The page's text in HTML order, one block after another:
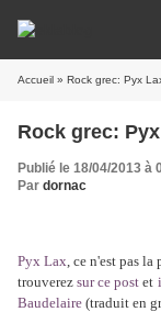
Accueil » Rock grec: Pyx
Rock grec:
Publié le 18/04/2013 à
Par dornac
Pyx Lax, ce n'est pas
trouverez sur ce post et
Baudelaire (traduit en